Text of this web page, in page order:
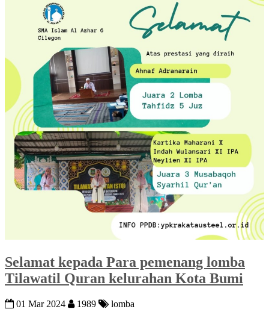
Selamat kepada Para pemenang lomba
Tilawatil Quran kelurahan Kota Bumi
01 Mar 2024 1989
lomba